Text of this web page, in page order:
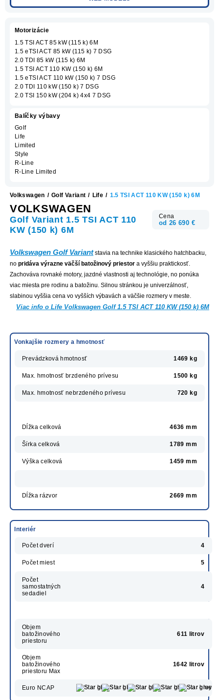
Volkswagen / Golf Variant / Life / 1.5 TSI ACT 110 KW (150 k) 6M
VOLKSWAGEN
Golf Variant 1.5 TSI ACT 110
KW (150 k) 6M
Cena
od 26 690 €
Volkswagen Golf Variantstavia na technike klasického hatchbacku,
no pridáva výrazne väčší batožinový priestor a vyššiu praktickosť.
Zachováva rovnaké motory, jazdné vlastnosti aj technológie, no ponúka
viac miesta pre rodinu a batožinu. Silnou stránkou je univerzálnosť,
slabinou vyššia cena vo vyšších výbavách a väčšie rozmery v meste.
Viac info o Life Volkswagen Golf 1.5 TSI ACT 110 KW (150 k) 6M
Vonkajšie rozmery a hmotnosť
Prevádzková hmotnosť 1469 kg
Max. hmotnosť brzdeného prívesu 1500 kg
Max. hmotnosť nebrzdeného prívesu 720 kg
Dĺžka celková 4636 mm
Šírka celková 1789 mm
Výška celková 1459 mm
Dĺžka rázvor 2669 mm
Interiér
Počet dverí 4
Počet miest 5
Počet
samostatných
sedadiel
4
Objem
batožinového
priestoru
611 litrov
Objem
batožinového
priestoru Max
1642 litrov
Euro NCAP
Motorizácie
1.5 TSI ACT 85 kW (115 k) 6M
1.5 eTSI ACT 85 kW (115 k) 7 DSG
2.0 TDI 85 kW (115 k) 6M
1.5 TSI ACT 110 KW (150 k) 6M
1.5 eTSI ACT 110 kW (150 k) 7 DSG
2.0 TDI 110 kW (150 k) 7 DSG
2.0 TSI 150 kW (204 k) 4x4 7 DSG
Balíčky výbavy
Golf
Life
Limited
Style
R-Line
R-Line Limited